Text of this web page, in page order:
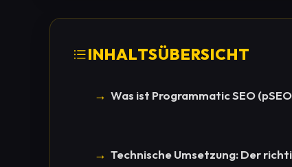
INHALTSÜBERSICHT
Was ist Programmatic SEO
Technische Umsetzung: Der